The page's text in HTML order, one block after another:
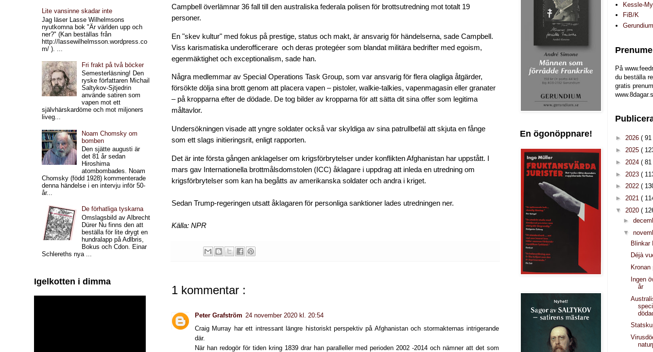
Campbell överlämnar 36 fall till den australiska federala polisen för brottsutredning mot totalt 19
personer.
En "skev kultur" med fokus på prestige, status och makt, är ansvarig för händelserna, sade Campbell.
Viss karismatiska underofficerare och deras protegéer som blandat militära bedrifter med egoism,
egenmäktighet och exceptionalism, sade han.
Några medlemmar av Special Operations Task Group, som var ansvarig för flera olagliga åtgärder,
försökte dölja sina brott genom att placera vapen – pistoler, walkie-talkies, vapenmagasin eller granater
– på kropparna efter de dödade. De tog bilder av kropparna för att sätta dit sina offer som legitima
måltavlor.
Undersökningen visade att yngre soldater också var skyldiga av sina patrullbefäl att skjuta en fånge
som ett slags initieringsrit, enligt rapporten.
Det är inte första gången anklagelser om krigsförbrytelser under konflikten Afghanistan har uppstått. I
mars gav Internationella brottmålsdomstolen (ICC) åklagare i uppdrag att inleda en utredning om
krigsförbrytelser som kan ha begåtts av amerikanska soldater och andra i kriget.
Sedan Trump-regeringen utsatt åklagaren för personliga sanktioner lades utredningen ner.
Källa: NPR
1 kommentar :
Peter Grafström 24 november 2020 kl. 20:54
Craig Murray har ett intressant längre historiskt perspektiv på Afghanistan och stormakternas intrigerande
där.
När han redogör för tiden kring 1839 drar han paralleller med perioden 2002 -2014 och nämner att det som
Lite vansinne skadar inte
Jag läser Lasse Wilhelmsons
nyutkomna bok "Är världen upp och
ner?" (Kan beställas från
http://lassewilhelmsson.wordpress.co
m/ ). ...
Fri frakt på två böcker
Semesterläsning! Den
ryske författaren Michail
Saltykov-Sjtjedrin
använde satiren som
vapen mot ett
självhärskardöme och mot miljoners
liveg...
Noam Chomsky om
bomben
Den sjätte augusti är
det 81 år sedan
Hiroshima
atombombades. Noam
Chomsky (född 1928) kommenterade
denna händelse i en intervju inför 50-
år...
De förhatliga tyskarna
Omslagsbild av Albrecht
Dürer Nu finns den att
beställa för lite drygt en
hundralapp på Adlbris,
Bokus och Cdon. Einar
Schlereths nya ...
Igelkotten i dimma
En ögonöppnare!
Kessle-
FiB/K
På
du beställa
gratis
► 2026 ( 91
► 2025 (
► 2024 ( 81
► 2023 (
► 2022 (
► 2021 (
▼ 2020 (
►
▼
Blinkar
Déjà
Ingen
år